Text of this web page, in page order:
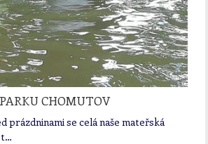
CHOMUTOV
prázdninami se celá naše mateřská